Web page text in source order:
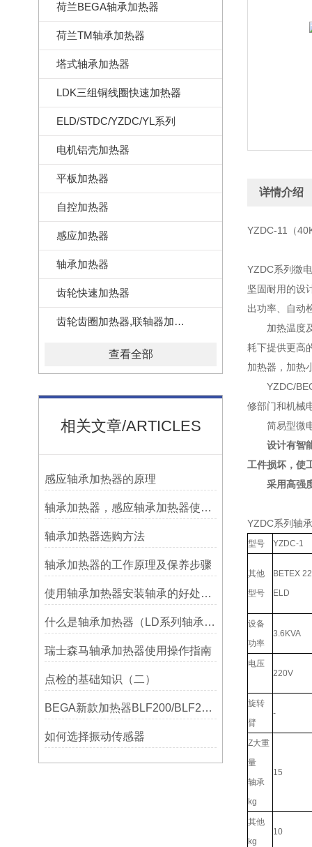
荷兰BEGA轴承加热器
荷兰TM轴承加热器
塔式轴承加热器
LDK三组铜线圈快速加热器
ELD/STDC/YZDC/YL系列
电机铝壳加热器
平板加热器
自控加热器
感应加热器
轴承加热器
齿轮快速加热器
齿轮齿圈加热器,联轴器加热器
查看全部
相关文章/ARTICLES
感应轴承加热器的原理
轴承加热器，感应轴承加热器使用常见问题总结！
轴承加热器选购方法
轴承加热器的工作原理及保养步骤
使用轴承加热器安装轴承的好处及优势——宁波利德
什么是轴承加热器（LD系列轴承加热器）-宁波利德仪器
瑞士森马轴承加热器使用操作指南
点检的基础知识（二）
BEGA新款加热器BLF200/BLF201/BLF202参数选型表
如何选择振动传感器
详情介绍
YZDC-11（
YZDC系列微
坚固耐用的设
出功率、自动
加热温度及
耗下提供更高
加热器，加热
YZDC/
修部门和机械
简易型微电
设计有智能/
工件损坏，使
采用高强度
YZDC系列轴
型号 YZDC-1
其他
型号
BETEX 22
ELD
设备
功率
3.6KVA
电压
220V
旋转
臂
-
Z大重
量
轴承
kg
15
其他
kg
10